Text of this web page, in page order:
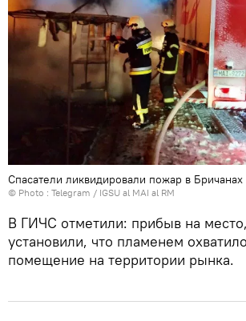
Спасатели ликвидировали пожар в Бричанах
© Photo : Telegram / IGSU al MAI al RM
В ГИЧС отметили: прибыв на
установили, что пламенем
помещение на территории рынка.